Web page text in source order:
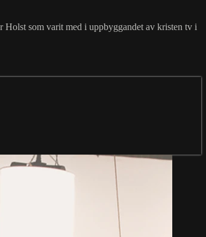
som varit med i uppbyggandet av kristen tv i